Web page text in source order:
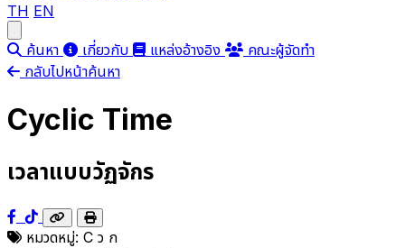
TH EN
ค้นหา เกี่ยวกับ แหล่งอ้างอิง
คณะผู้จัดทำ
กลับไปหน้าค้นหา
Cyclic Time
เวลาแบบวัฏจักร
หมวดหมู่: C ว ก